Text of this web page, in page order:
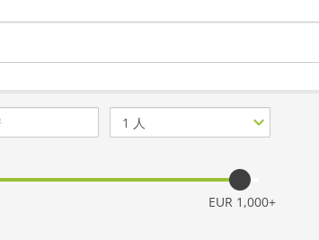
人
量
EUR 1,000+